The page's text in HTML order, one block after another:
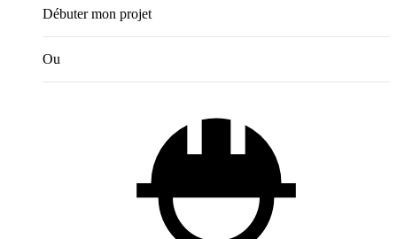
Débuter mon projet
Ou